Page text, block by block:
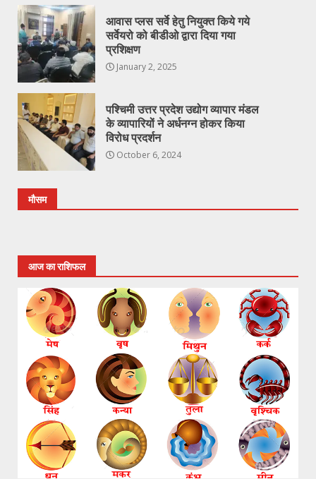
आवास प्लस सर्वे हेतु नियुक्त किये गये
सर्वेयरो को बीडीओ द्वारा दिया गया
प्रशिक्षण
January 2, 2025
पश्चिमी उत्तर प्रदेश उद्योग व्यापार मंडल
के व्यापारियों ने अर्धनग्न होकर किया
विरोध प्रदर्शन
October 6, 2024
मौसम
आज का राशिफल